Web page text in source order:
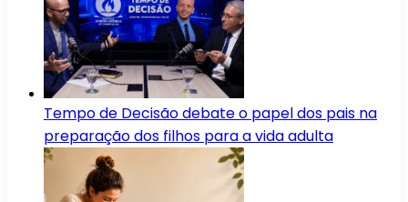
Tempo de Decisão debate o papel dos pais na
preparação dos filhos para a vida adulta